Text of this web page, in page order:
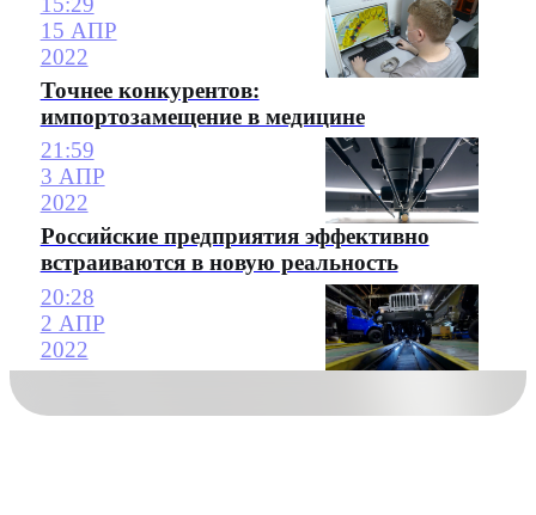
15 АПР
2022
Точнее конкурентов:
импортозамещение в медицине
21:59
3 АПР
2022
Российские предприятия эффективно
встраиваются в новую реальность
20:28
2 АПР
2022